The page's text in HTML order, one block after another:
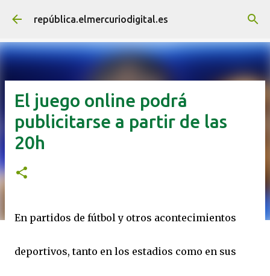
Ir al contenido principal
república.elmercuriodigital.es
El juego online podrá
publicitarse a partir de las
20h
En partidos de fútbol y otros acontecimientos
deportivos, tanto en los estadios como en sus